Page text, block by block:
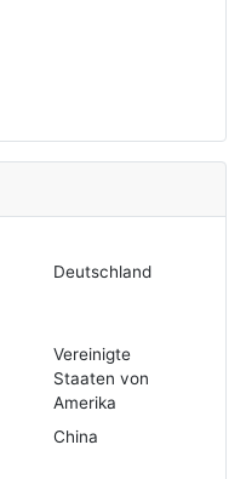
Deutschland
Vereinigte
Staaten von
Amerika
China